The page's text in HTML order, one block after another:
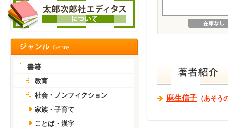
麻生信子 （あそう
書籍
教育
社会・ノンフィクション
家族・子育て
ことば・漢字